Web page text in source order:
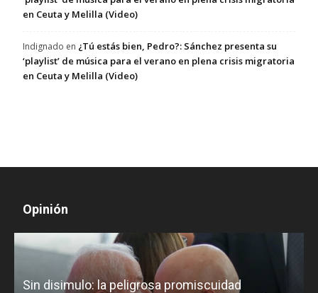
en Ceuta y Melilla (Video)
Indignado en ¿Tú estás bien, Pedro?: Sánchez presenta su
‘playlist’ de música para el verano en plena crisis migratoria
en Ceuta y Melilla (Video)
Opinión
Sin disimulo: la peligrosa promiscuidad